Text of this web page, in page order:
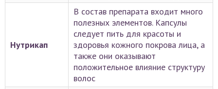
Нутрикап
В состав препарата входит много
полезных элементов. Капсулы
следует пить для красоты и
здоровья кожного покрова лица, а
также они оказывают
положительное влияние структуру
волос